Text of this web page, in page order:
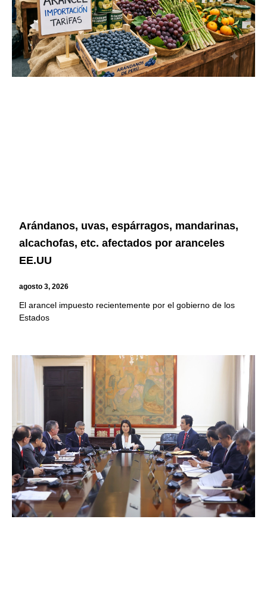
Arándanos, uvas, espárragos, mandarinas,
alcachofas, etc. afectados por aranceles
EE.UU
agosto 3, 2026
El arancel impuesto recientemente por el gobierno de los
Estados